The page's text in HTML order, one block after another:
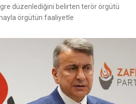
düzenlediğini belirten terör örgütü
örgütün faaliyetle